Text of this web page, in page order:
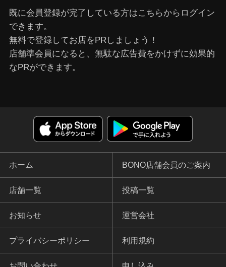
既に会員登録が完了している⽅はこちらからログイン
できます。
無料で登録してお店をPRしましょう！
店舗準会員になると、無駄な広告費をかけずに効果的
なPRができます。
ホーム BONO店舗会員のご案内
店舗一覧 投稿一覧
お知らせ 運営会社
プライバシーポリシー 利用規約